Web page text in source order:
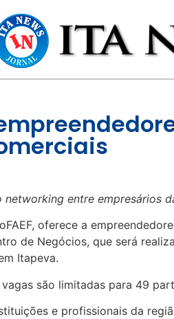
entre empresários
oferece a
de Negócios, que será
Itapeva.
são limitadas para 49
e profissionais da